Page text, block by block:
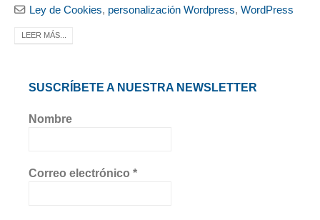
Ley de Cookies, personalización Wordpress,WordPress
LEER MÁS...
SUSCRÍBETE A NUESTRA NEWSLETTER
Nombre
Correo electrónico *